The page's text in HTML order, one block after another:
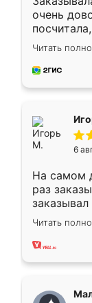
очень
Замерщик
делу со
за день,
Читать
6
На самом
раз
ребёнка
заказал
хорошее
меньше,
Читать